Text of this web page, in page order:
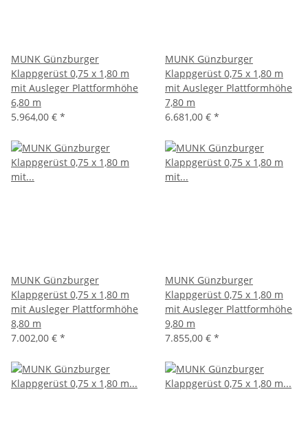
MUNK Günzburger
Klappgerüst 0,75 x 1,80 m
mit Ausleger Plattformhöhe
6,80 m
5.964,00 € *
MUNK Günzburger
Klappgerüst 0,75 x 1,80 m
mit Ausleger Plattformhöhe
7,80 m
6.681,00 € *
MUNK Günzburger
Klappgerüst 0,75 x 1,80 m
mit Ausleger Plattformhöhe
8,80 m
7.002,00 € *
MUNK Günzburger
Klappgerüst 0,75 x 1,80 m
mit Ausleger Plattformhöhe
9,80 m
7.855,00 € *